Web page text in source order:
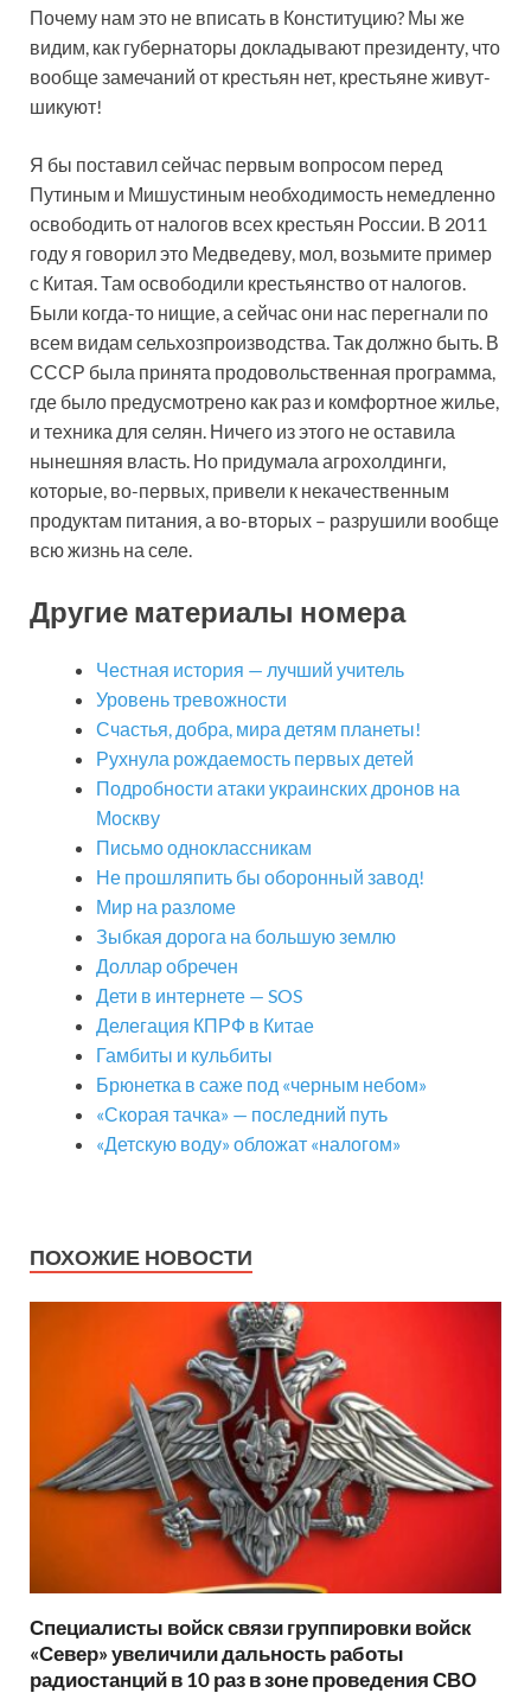
Почему нам это не вписать в Конституцию? Мы же
видим, как губернаторы докладывают президенту, что
вообще замечаний от крестьян нет, крестьяне живут-
шикуют!
Я бы поставил сейчас первым вопросом перед
Путиным и Мишустиным необходимость немедленно
освободить от налогов всех крестьян России. В 2011
году я говорил это Медведеву, мол, возьмите пример
с Китая. Там освободили крестьянство от налогов.
Были когда-то нищие, а сейчас они нас перегнали по
всем видам сельхозпроизводства. Так должно быть. В
СССР была принята продовольственная программа,
где было предусмотрено как раз и комфортное жилье,
и техника для селян. Ничего из этого не оставила
нынешняя власть. Но придумала агрохолдинги,
которые, во-первых, привели к некачественным
продуктам питания, а во-вторых – разрушили вообще
всю жизнь на селе.
Другие материалы номера
Честная история — лучший учитель
Уровень тревожности
Счастья, добра, мира детям планеты!
Рухнула рождаемость первых детей
Подробности атаки украинских дронов на
Москву
Письмо одноклассникам
Не прошляпить бы оборонный завод!
Мир на разломе
Зыбкая дорога на большую землю
Доллар обречен
Дети в интернете — SOS
Делегация КПРФ в Китае
Гамбиты и кульбиты
Брюнетка в саже под «черным небом»
«Скорая тачка» — последний путь
«Детскую воду» обложат «налогом»
ПОХОЖИЕ НОВОСТИ
Специалисты войск связи группировки войск
«Север» увеличили дальность работы
радиостанций в 10 раз в зоне проведения СВО